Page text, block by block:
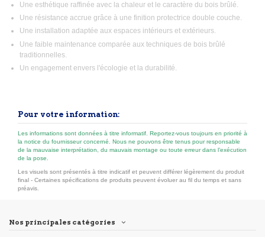
Une esthétique raffinée avec la chaleur et le caractère du bois brûlé.
Une résistance accrue grâce à une finition protectrice double couche.
Une installation adaptée aux espaces intérieurs et extérieurs.
Une faible maintenance comparée aux techniques de bois brûlé
traditionnelles.
Un engagement envers l'écologie et la durabilité.
Pour votre information:
Les informations sont données à titre informatif. Reportez-vous toujours en priorité à
la notice du fournisseur concerné. Nous ne pouvons être tenus pour responsable
de la mauvaise interprétation, du mauvais montage ou toute erreur dans l’exécution
de la pose.
Les visuels sont présentés à titre indicatif et peuvent différer légèrement du produit
final - Certaines spécifications de produits peuvent évoluer au fil du temps et sans
préavis.
Nos principales catégories